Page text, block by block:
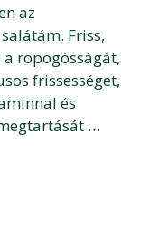
az
Friss,
ropogósságát,
frissességet,
és
…